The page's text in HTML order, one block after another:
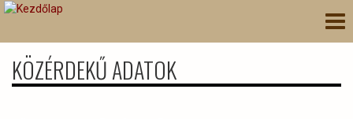
Ugrás
KÖZÉRDEKŰ ADATOK